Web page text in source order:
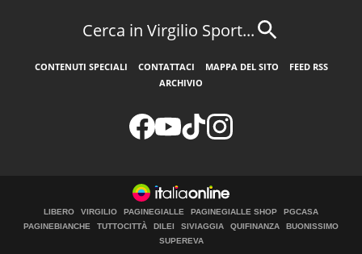
Cerca in Virgilio Sport...
CONTENUTI SPECIALI CONTATTACI MAPPA DEL SITO
FEED RSS
ARCHIVIO
LIBERO VIRGILIO PAGINEGIALLE PAGINEGIALLE SHOP
PGCASA
PAGINEBIANCHE
TUTTOCITTÀ DILEI SIVIAGGIA QUIFINANZA
BUONISSIMO
SUPEREVA